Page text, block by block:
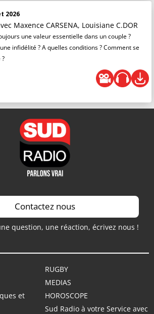
2026
Maxence CARSENA, Louisiane C.DOR
une valeur essentielle dans un couple ?
infidélité ? A quelles conditions ? Comment se
Contactez nous
question, une réaction, écrivez nous !
RUGBY
MEDIAS
et
HOROSCOPE
Sud Radio à votre Service avec